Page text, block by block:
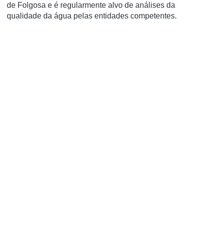
de Folgosa e é regularmente alvo de análises da
qualidade da água pelas entidades competentes.